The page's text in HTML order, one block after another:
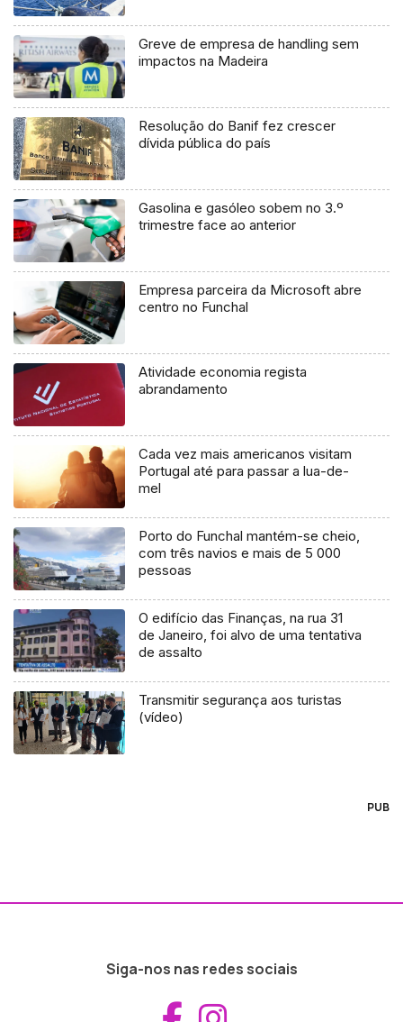
Greve de empresa de handling sem
impactos na Madeira
Resolução do Banif fez crescer
dívida pública do país
Gasolina e gasóleo sobem no 3.º
trimestre face ao anterior
Empresa parceira da Microsoft abre
centro no Funchal
Atividade economia regista
abrandamento
Cada vez mais americanos visitam
Portugal até para passar a lua-de-
mel
Porto do Funchal mantém-se cheio,
com três navios e mais de 5 000
pessoas
O edifício das Finanças, na rua 31
de Janeiro, foi alvo de uma tentativa
de assalto
Transmitir segurança aos turistas
(vídeo)
PUB
Siga-nos nas redes sociais